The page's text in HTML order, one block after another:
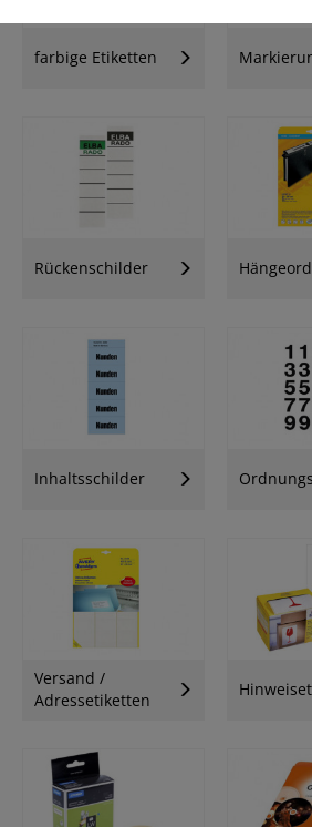
farbige Etiketten
Rückenschilder
Inhaltsschilder
Versand /
Adressetiketten